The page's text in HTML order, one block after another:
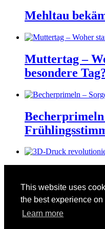
This website uses
the best experience on
Learn more
Mehltau
Muttertag –
besondere
3D-Druck
Zahntechnik